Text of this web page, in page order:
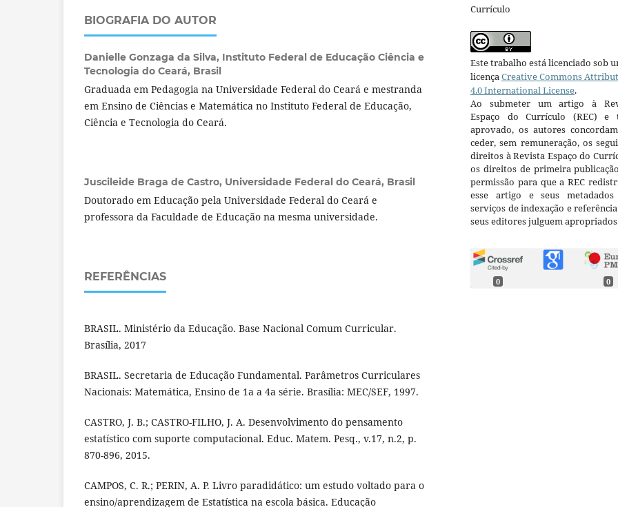
BIOGRAFIA DO AUTOR
Danielle Gonzaga da Silva, Instituto Federal de Educação Ciência e
Tecnologia do Ceará, Brasil
Graduada em Pedagogia na Universidade Federal do Ceará e mestranda
em Ensino de Ciências e Matemática no Instituto Federal de Educação,
Ciência e Tecnologia do Ceará.
Juscileide Braga de Castro, Universidade Federal do Ceará, Brasil
Doutorado em Educação pela Universidade Federal do Ceará e
professora da Faculdade de Educação na mesma universidade.
REFERÊNCIAS
BRASIL. Ministério da Educação. Base Nacional Comum Curricular.
Brasília, 2017
BRASIL. Secretaria de Educação Fundamental. Parâmetros Curriculares
Nacionais: Matemática, Ensino de 1a a 4a série. Brasília: MEC/SEF, 1997.
CASTRO, J. B.; CASTRO-FILHO, J. A. Desenvolvimento do pensamento
estatístico com suporte computacional. Educ. Matem. Pesq., v.17, n.2, p.
870-896, 2015.
CAMPOS, C. R.; PERIN, A. P. Livro paradidático: um estudo voltado para o
ensino/aprendizagem de Estatística na escola básica. Educação
Currículo
Este trabalho está licenciado sob
licençaCreative Commons
4.0 International License.
Ao submeter um artigo à
Espaço do Currículo (REC) e
aprovado, os autores
ceder, sem remuneração, os
direitos à Revista Espaço do
os direitos de primeira
permissão para que a REC
esse artigo e seus metadados
serviços de indexação e
seus editores julguem
0 0